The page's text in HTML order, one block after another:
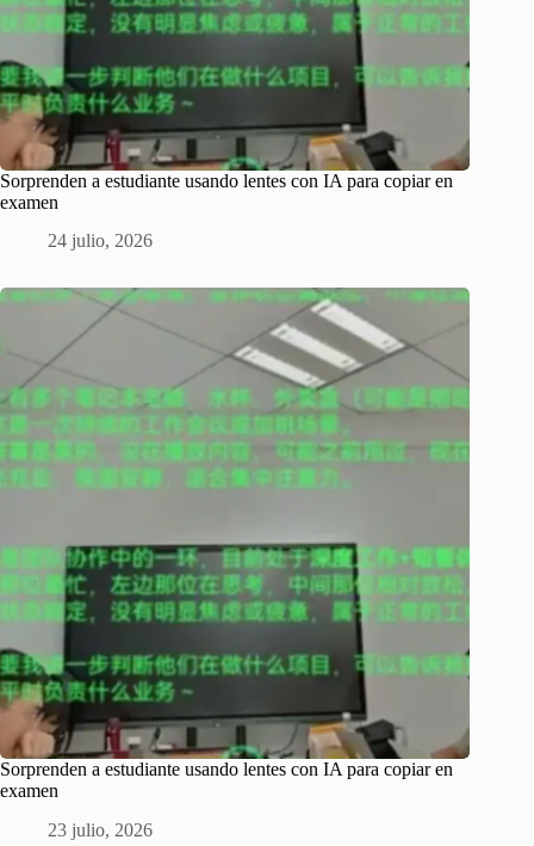
Sorprenden a estudiante usando lentes con IA para copiar en
examen
24 julio, 2026
Sorprenden a estudiante usando lentes con IA para copiar en
examen
23 julio, 2026